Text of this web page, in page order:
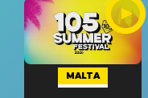
MALTA